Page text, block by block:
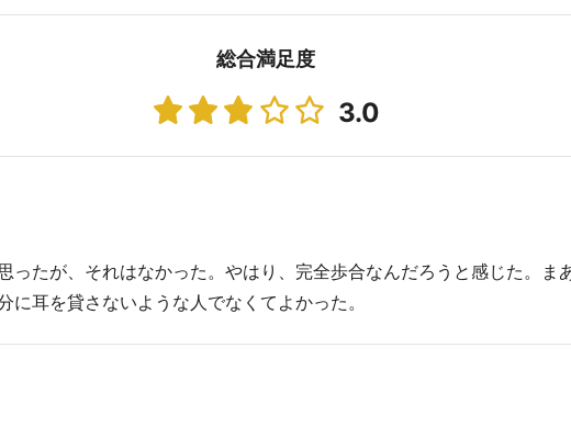
総合満足度
3.0
ったが、それはなかった。やはり、完全歩合なんだろうと感じた。ま
に耳を貸さないような人でなくてよかった。